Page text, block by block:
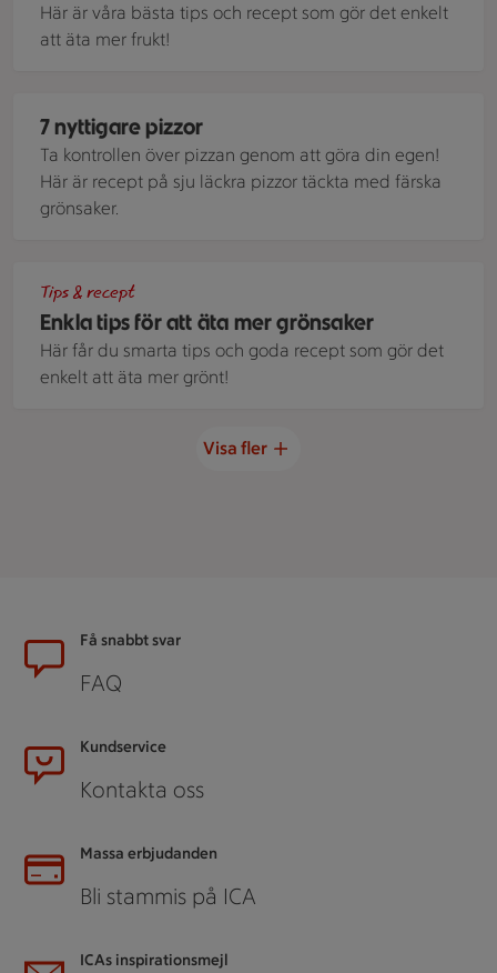
Här är våra bästa tips och recept som gör det enkelt
att äta mer frukt!
7 nyttigare pizzor
Ta kontrollen över pizzan genom att göra din egen!
Här är recept på sju läckra pizzor täckta med färska
grönsaker.
Enkla tips för att äta mer grönsaker
Tips & recept
Här får du smarta tips och goda recept som gör det
enkelt att äta mer grönt!
Visa fler
SidfotFå snabbt svar
FAQ
Kundservice
Kontakta oss
Massa erbjudanden
Bli stammis på ICA
ICAs inspirationsmejl